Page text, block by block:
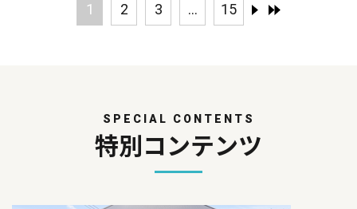
1 2 3 ... 15
SPECIAL CONTENTS
特別コンテンツ